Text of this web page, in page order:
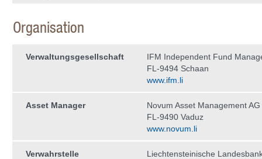
Organisation
Verwaltungs­gesellschaft
IFM Independent Fund
FL-9494 Schaan
www.ifm.li
Asset Manager
Novum Asset Management AG
FL-9490 Vaduz
www.novum.li
Verwahrstelle
Liechtensteinische